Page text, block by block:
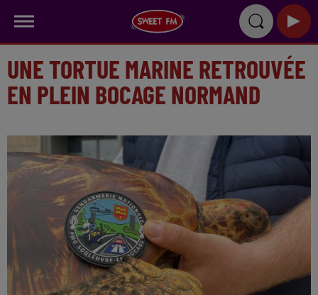
UNE TORTUE MARINE RETROUVÉE
EN PLEIN BOCAGE NORMAND